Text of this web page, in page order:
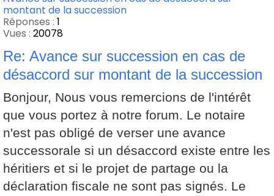
montant de la succession
Réponses : 1
Vues : 20078
Re: Avance sur succession en cas de
désaccord sur montant de la succession
Bonjour, Nous vous remercions de l'intérêt
que vous portez à notre forum. Le notaire
n'est pas obligé de verser une avance
successorale si un désaccord existe entre les
héritiers et si le projet de partage ou la
déclaration fiscale ne sont pas signés. Le